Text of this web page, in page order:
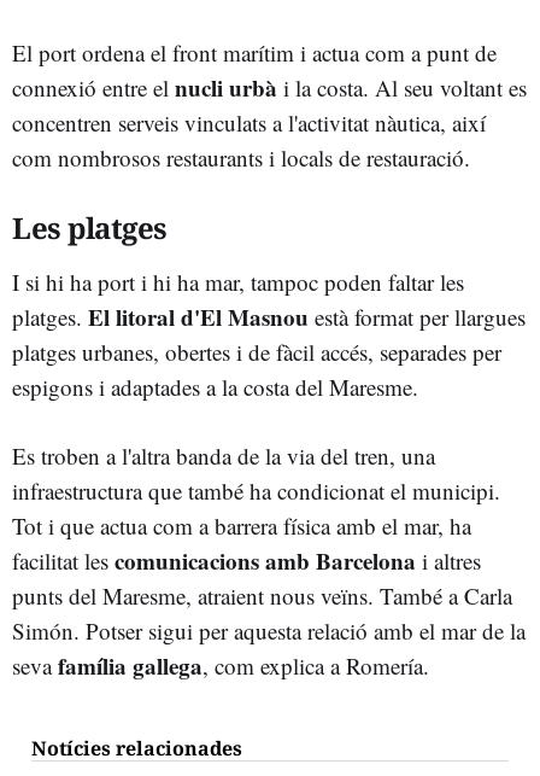
El port ordena el front marítim i actua com a punt de
connexió entre el nucli urbà i la costa. Al seu voltant es
concentren serveis vinculats a l'activitat nàutica, així
com nombrosos restaurants i locals de restauració.
Les platges
I si hi ha port i hi ha mar, tampoc poden faltar les
platges. El litoral d'El Masnou està format per llargues
platges urbanes, obertes i de fàcil accés, separades per
espigons i adaptades a la costa del Maresme.
Es troben a l'altra banda de la via del tren, una
infraestructura que també ha condicionat el municipi.
Tot i que actua com a barrera física amb el mar, ha
facilitat les comunicacions amb Barcelona i altres
punts del Maresme, atraient nous veïns. També a Carla
Simón. Potser sigui per aquesta relació amb el mar de la
sevafamília gallega, com explica a Romería.
Notícies relacionades